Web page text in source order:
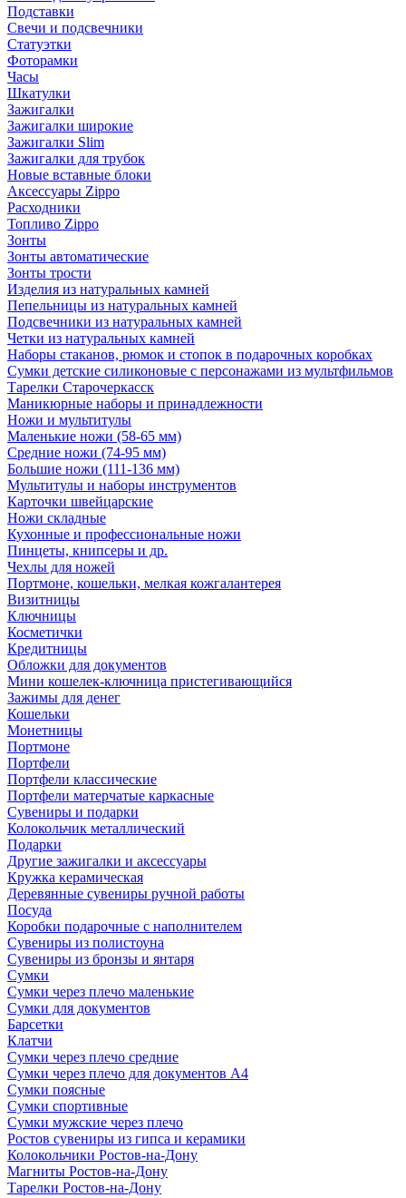
Подставки
Свечи и подсвечники
Статуэтки
Фоторамки
Часы
Шкатулки
Зажигалки
Зажигалки широкие
Зажигалки Slim
Зажигалки для трубок
Новые вставные блоки
Аксессуары Zippo
Расходники
Топливо Zippo
Зонты
Зонты автоматические
Зонты трости
Изделия из натуральных камней
Пепельницы из натуральных камней
Подсвечники из натуральных камней
Четки из натуральных камней
Наборы стаканов, рюмок и стопок в подарочных коробках
Сумки детские силиконовые с персонажами из мультфильмов
Тарелки Старочеркасск
Маникюрные наборы и принадлежности
Ножи и мультитулы
Маленькие ножи (58-65 мм)
Средние ножи (74-95 мм)
Большие ножи (111-136 мм)
Мультитулы и наборы инструментов
Карточки швейцарские
Ножи складные
Кухонные и профессиональные ножи
Пинцеты, книпсеры и др.
Чехлы для ножей
Портмоне, кошельки, мелкая кожгалантерея
Визитницы
Ключницы
Косметички
Кредитницы
Обложки для документов
Мини кошелек-ключница пристегивающийся
Зажимы для денег
Кошельки
Монетницы
Портмоне
Портфели
Портфели классические
Портфели матерчатые каркасные
Сувениры и подарки
Колокольчик металлический
Подарки
Другие зажигалки и аксессуары
Кружка керамическая
Деревянные сувениры ручной работы
Посуда
Коробки подарочные с наполнителем
Сувениры из полистоуна
Сувениры из бронзы и янтаря
Сумки
Сумки через плечо маленькие
Сумки для документов
Барсетки
Клатчи
Сумки через плечо средние
Сумки через плечо для документов А4
Сумки поясные
Сумки спортивные
Сумки мужские через плечо
Ростов сувениры из гипса и керамики
Колокольчики Ростов-на-Дону
Магниты Ростов-на-Дону
Тарелки Ростов-на-Дону